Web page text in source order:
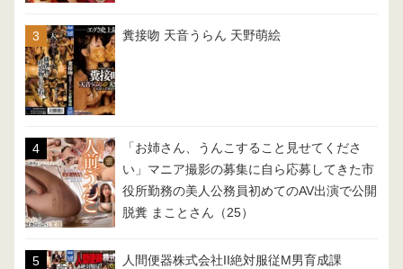
糞接吻 天音うらん 天野萌絵
「お姉さん、うんこすること見せてくださ
い」マニア撮影の募集に自ら応募してきた市
役所勤務の美人公務員初めてのAV出演で公開
脱糞 まことさん（25）
人間便器株式会社II絶対服従M男育成課